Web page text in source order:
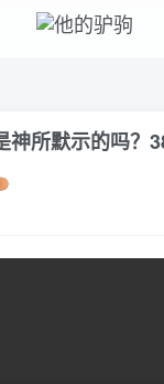
神所默示的吗？